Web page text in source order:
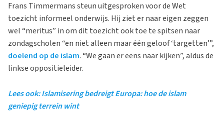
Frans Timmermans steun uitgesproken voor de Wet
toezicht informeel onderwijs. Hij ziet er naar eigen zeggen
wel “meritus” in om dit toezicht ook toe te spitsen naar
zondagscholen “en niet alleen maar één geloof ‘targetten’”,
doelend op de islam. “We gaan er eens naar kijken”, aldus de
linkse oppositieleider.
Lees ook: Islamisering bedreigt Europa: hoe de islam
geniepig terrein wint